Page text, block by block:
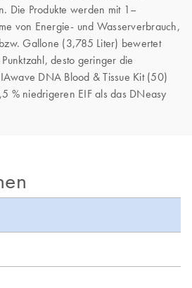
Die Produkte werden mit 1–
von Energie- und Wasserverbrauch,
Gallone (3,785 Liter) bewertet
desto geringer die
DNA Blood & Tissue Kit (50)
% niedrigeren EIF als das DNeasy